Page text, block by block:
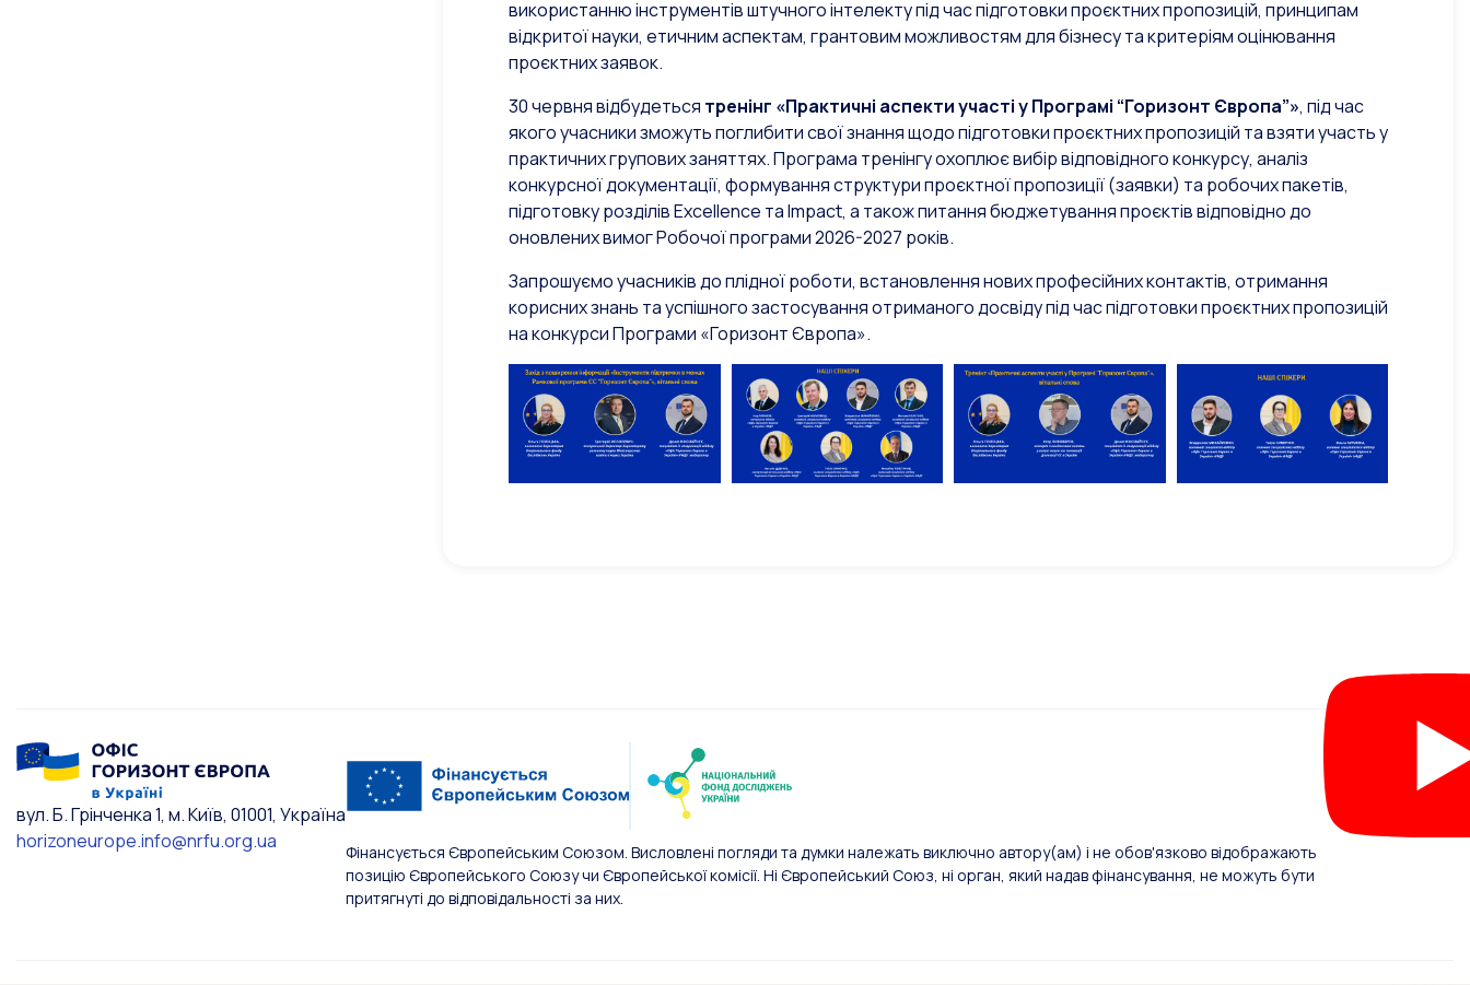
використанню інструментів штучного інтелекту під час підготовки проєктних пропозицій, принципам
відкритої науки, етичним аспектам, грантовим можливостям для бізнесу та критеріям оцінювання
проєктних заявок.
30 червня відбудеться тренінг «Практичні аспекти участі у Програмі “Горизонт Європа”», під час
якого учасники зможуть поглибити свої знання щодо підготовки проєктних пропозицій та взяти участь у
практичних групових заняттях. Програма тренінгу охоплює вибір відповідного конкурсу, аналіз
конкурсної документації, формування структури проєктної пропозиції (заявки) та робочих пакетів,
підготовку розділів Excellence та Impact, а також питання бюджетування проєктів відповідно до
оновлених вимог Робочої програми 2026-2027 років.
Запрошуємо учасників до плідної роботи, встановлення нових професійних контактів, отримання
корисних знань та успішного застосування отриманого досвіду під час підготовки проєктних пропозицій
на конкурси Програми «Горизонт Європа».
вул. Б. Грінченка 1, м. Київ, 01001, Україна
horizoneurope.info@nrfu.org.ua
Фінансується Європейським Союзом. Висловлені погляди та думки належать виключно автору(ам) і не обов'язково відображають
позицію Європейського Союзу чи Європейської комісії. Ні Європейський Союз, ні орган, який надав фінансування, не можуть бути
притягнуті до відповідальності за них.